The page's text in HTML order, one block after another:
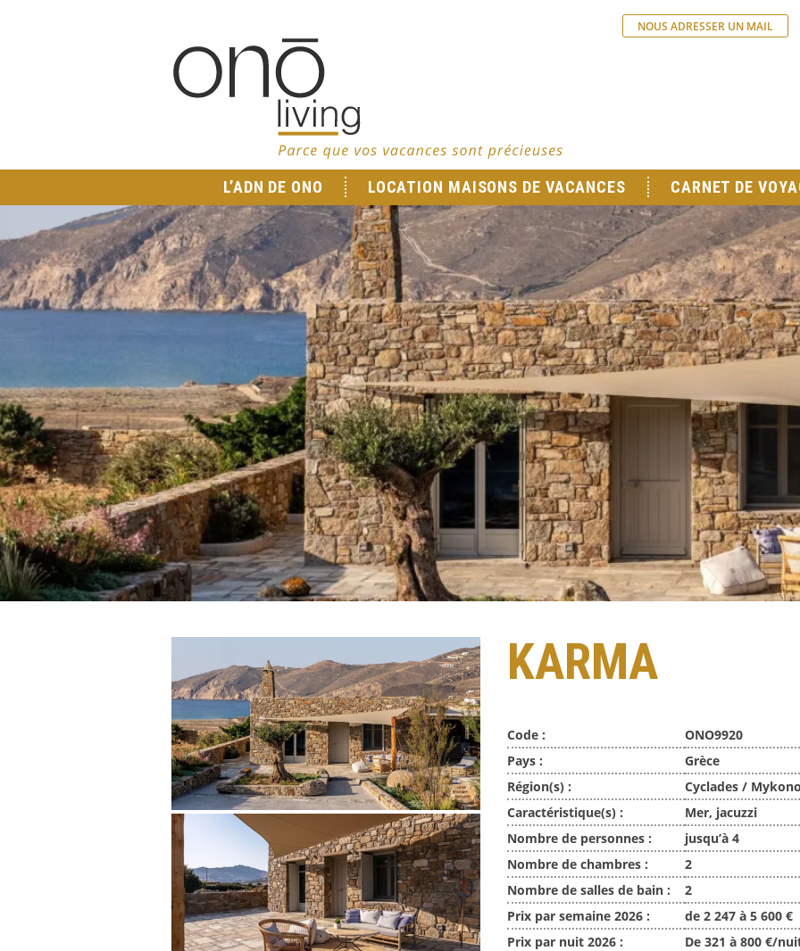
NOUS ADRESSER UN MAIL
L’ADN DE ONO LOCATION MAISONS DE VACANCES CARNET DE
KARMA
Code :
ONO9920
Pays :
Grèce
Région(s) :
Cyclades /
Caractéristique(s) :
Mer, jacuzzi
Nombre de personnes :
jusqu’à 4
Nombre de chambres :
2
Nombre de salles de bain :
2
Prix par semaine 2026 :
de 2 247 à 5 600 €
Prix par nuit 2026 :
De 321 à 800 €/